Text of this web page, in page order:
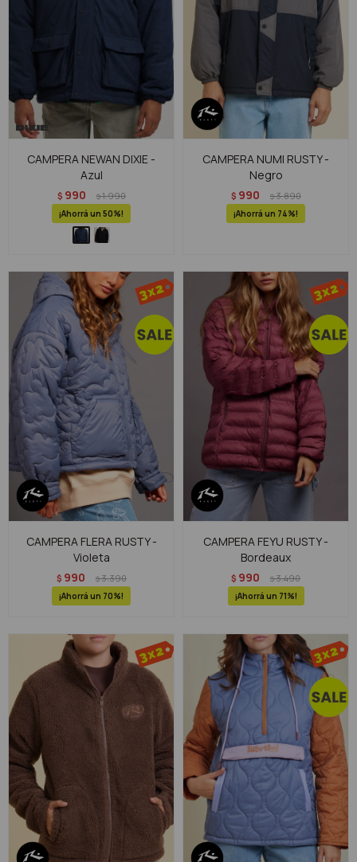
CAMPERA NEWAN DIXIE -
Azul
$ 990 $1.990
50
CAMPERA NUMI RUSTY -
Negro
$ 990 $3.890
74
CAMPERA FLERA RUSTY -
Violeta
$ 990 $3.390
70
CAMPERA FEYU RUSTY -
Bordeaux
$ 990 $3.490
71